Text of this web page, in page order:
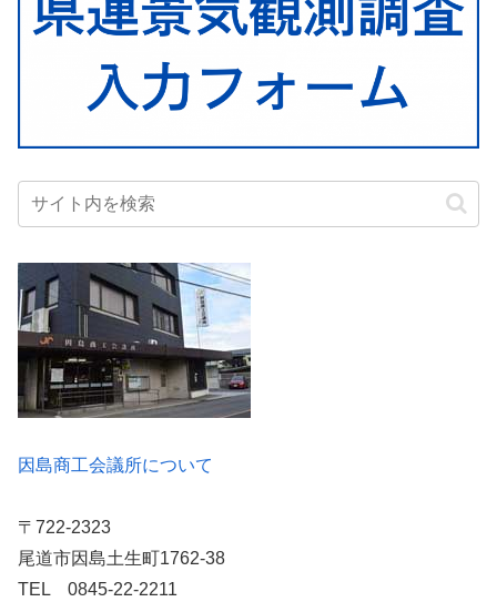
因島商工会議所について
〒722-2323
尾道市因島土生町1762-38
TEL 0845-22-2211